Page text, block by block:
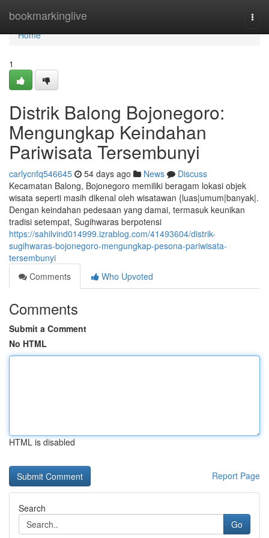
bookmarkinglive
Home
Home
1
Distrik Balong Bojonegoro:
Mengungkap Keindahan
Pariwisata Tersembunyi
carlycnfq546645 54 days ago News
Discuss
Kecamatan Balong, Bojonegoro memiliki beragam lokasi objek
wisata seperti masih dikenal oleh wisatawan {luas|umum|banyak|.
Dengan keindahan pedesaan yang damai, termasuk keunikan
tradisi setempat, Sugihwaras berpotensi
https://sahilvind014999.izrablog.com/41493604/distrik-
sugihwaras-bojonegoro-mengungkap-pesona-pariwisata-
tersembunyi
Comments
Who Upvoted
Comments
Submit a Comment
No HTML
HTML is disabled
Report Page
Search
Go